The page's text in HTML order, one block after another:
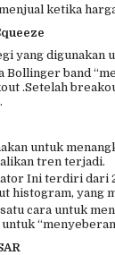
ketika
yang digunakan
Bollinger band
.Setelah
untuk
tren terjadi.
Ini terdiri dari 2
histogram, yang
cara untuk